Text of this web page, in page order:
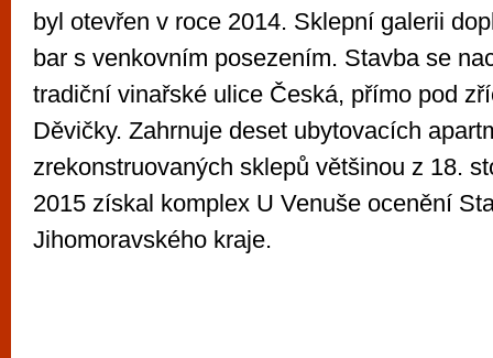
byl otevřen v roce 2014. Sklepní galerii
bar s venkovním posezením. Stavba se
tradiční vinařské ulice Česká, přímo pod
Děvičky. Zahrnuje deset ubytovacích
zrekonstruovaných sklepů většinou z 18.
2015 získal komplex U Venuše ocenění
Jihomoravského kraje.